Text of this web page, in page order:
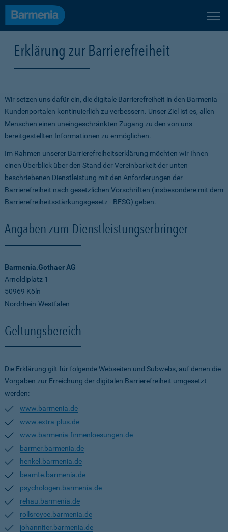
Erklärung zur Barrierefreiheit
Wir setzen uns dafür ein, die digitale Barrierefreiheit in den Barmenia
Kundenportalen kontinuierlich zu verbessern. Unser Ziel ist es, allen
Menschen einen uneingeschränkten Zugang zu den von uns
bereitgestellten Informationen zu ermöglichen.
Im Rahmen unserer Barrierefreiheitserklärung möchten wir Ihnen
einen Überblick über den Stand der Vereinbarkeit der unten
beschriebenen Dienstleistung mit den Anforderungen der
Barrierefreiheit nach gesetzlichen Vorschriften (insbesondere mit dem
Barrierefreiheitsstärkungsgesetz - BFSG) geben.
Angaben zum Dienstleistungserbringer
Barmenia.Gothaer AG
Arnoldiplatz 1
50969 Köln
Nordrhein-Westfalen
Geltungsbereich
Die Erklärung gilt für folgende Webseiten und Subwebs, auf denen die
Vorgaben zur Erreichung der digitalen Barrierefreiheit umgesetzt
werden:
www.barmenia.de
www.extra-plus.de
www.barmenia-firmenloesungen.de
barmer.barmenia.de
henkel.barmenia.de
beamte.barmenia.de
psychologen.barmenia.de
rehau.barmenia.de
rollsroyce.barmenia.de
johanniter.barmenia.de